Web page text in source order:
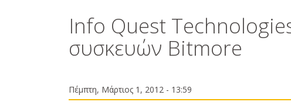
Info Quest
συσκευών Βitmore
Πέμπτη, Μάρτιος 1, 2012 - 13:59